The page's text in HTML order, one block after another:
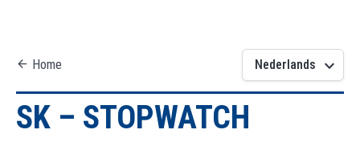
arrow_back Home Nederlands keyboard_arrow_down
SK – STOPWATCH